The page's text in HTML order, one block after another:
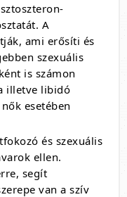
A
ami erősíti és
szexuális
is számon
illetve libidó
esetében
és szexuális
ellen.
segít
van a szív